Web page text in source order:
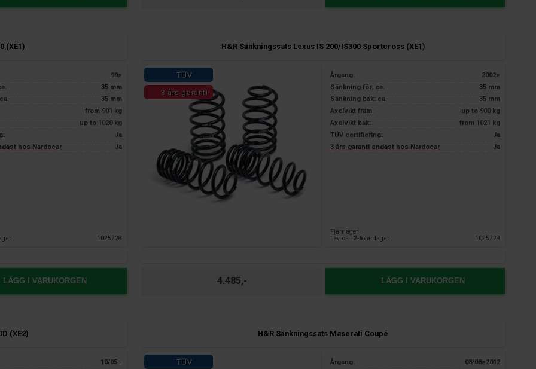
(XE1)
99>
35 mm
35 mm
from 901 kg
up to 1020 kg
Ja
hos Nardocar
Ja
1025728
LÄGG I VARUKORGEN
H&R Sänkningssats Lexus IS 200/IS300 Sportcross (XE1)
TÜV
3 års garanti
Årgang:
2002>
Sänkning för: ca.
35 mm
Sänkning bak: ca.
35 mm
Axelvikt fram:
up to 900 kg
Axelvikt bak:
from 1021 kg
TÜV certifiering:
Ja
3 års garanti endast hos Nardocar
Ja
Fjärrlager
Lev. ca.: 2-6vardagar 1025729
4.485,- LÄGG I VARUKORGEN
(XE2)
10/05 -
H&R Sänkningssats Maserati Coupé
TÜV
Årgang:
08/08>2012